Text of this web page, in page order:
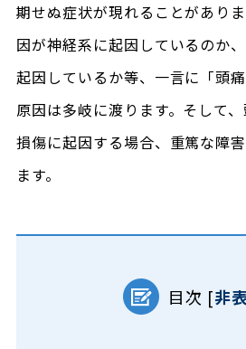
期せぬ症状が現れることがあり
因が神経系に起因しているのか
起因しているか等、一言に「頭
原因は多岐に渡ります。そして
損傷に起因する場合、重篤な障
ます。
目次 [非